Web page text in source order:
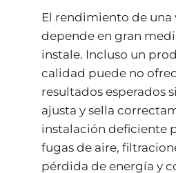
El rendimiento de una
depende en gran
instale. Incluso un
calidad puede no
resultados esperados
ajusta y sella
instalación deficiente
fugas de aire,
pérdida de energía y